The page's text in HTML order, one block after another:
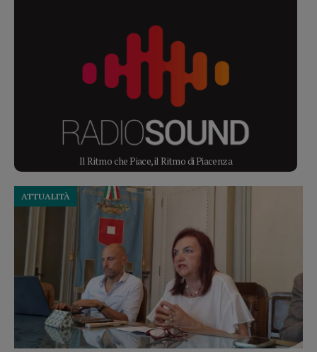
Il Ritmo che Piace, il Ritmo di Piacenza
ATTUALITÀ